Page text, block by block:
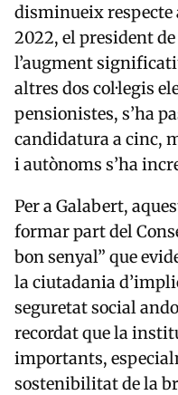
disminueix respecte
2022, el president
l’augment
altres dos col·legis
pensionistes, s’ha
candidatura a cinc,
i autònoms s’ha
Per a Galabert,
formar part del
bon senyal” que
la ciutadania
seguretat social
recordat que la
importants,
sostenibilitat de la